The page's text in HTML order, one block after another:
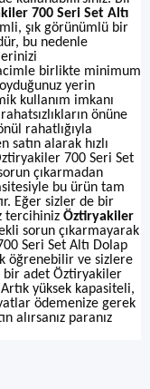
700 Seri Set Altı
şık görünümlü bir
bu nedenle
birlikte minimum
yerin
kullanım imkanı
önüne
rahatlığıyla
alarak hızlı
700 Seri Set
çıkarmadan
bu ürün tam
Eğer sizler de bir
tercihiniz Öztiryakiler
sorun çıkarmayarak
Seri Set Altı Dolap
öğrenebilir ve sizlere
bir adet Öztiryakiler
yüksek kapasiteli,
ödemenize gerek
alırsanız paranız